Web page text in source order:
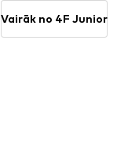
Vairāk no 4F Junior